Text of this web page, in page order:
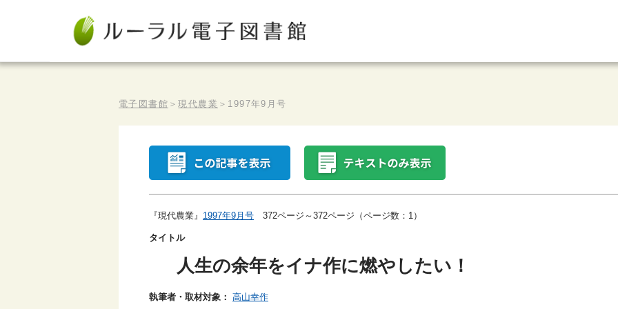
電子図書館 ＞現代農業 ＞ 1997年9月号
『現代農業』 1997年9月号 372ページ～372ページ（ページ数：1）
タイトル
人生の余年をイナ作に燃やしたい！
執筆者・取材対象： 高山幸作